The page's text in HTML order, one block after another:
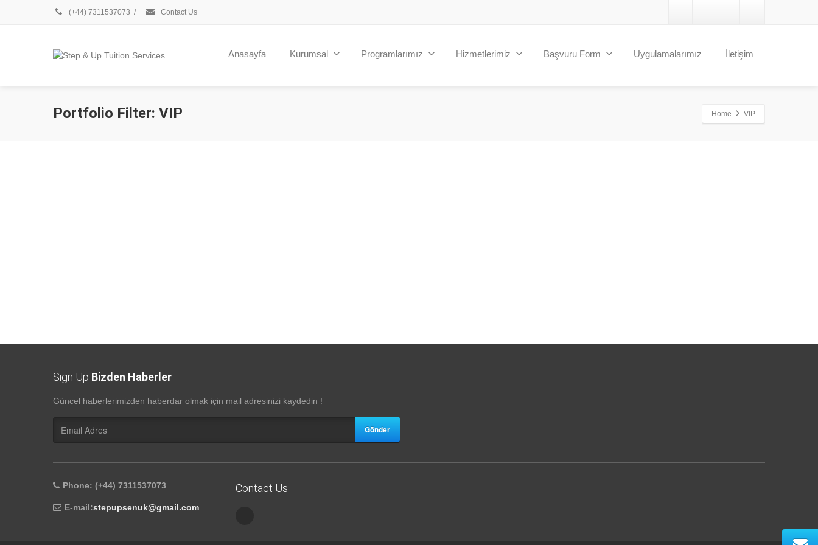
(+44) 7311537073 / Contact Us
Anasayfa Kurumsal Programlarımız Hizmetlerimiz Başvuru Form Uygulamalarımız İletişim
Portfolio Filter: VIP Home VIP
Sign Up Bizden Haberler
Güncel haberlerimizden haberdar olmak için mail adresinizi kaydedin !
Gönder
Phone: (+44) 7311537073
E-mail:stepupsenuk@gmail.com
Contact Us